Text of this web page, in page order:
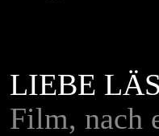
LIEBE
Film, nach